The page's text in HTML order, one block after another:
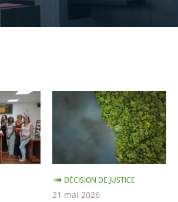
DÉCISION DE JUSTICE
21 mai 2026